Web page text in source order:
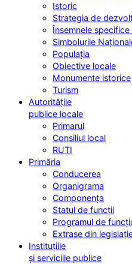
Istoric
Strategia de
Însemnele
Simbolurile
Populația
Obiective locale
Monumente istorice
Turism
Autoritățile
publice locale
Primarul
Consiliul local
RUTI
Primăria
Conducerea
Organigrama
Componența
Statul de funcții
Programul de
Extrase din
Instituțiile
și serviciile publice